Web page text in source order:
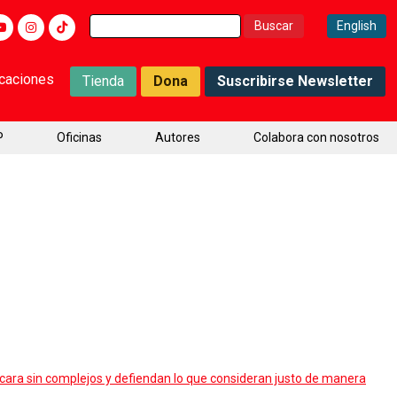
Buscar: English
Tienda Dona Suscribirse Newsletter
Oficinas Autores Colabora con nosotros
sin complejos y defiendan lo que consideran justo de manera